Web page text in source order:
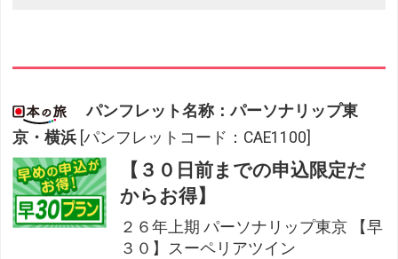
パンフレット名称：パーソナリップ東
京・横浜 [パンフレットコード：CAE1100]
【３０日前までの申込限定だ
からお得】
２６年上期 パーソナリップ東京 【早
３０】スーペリアツイン